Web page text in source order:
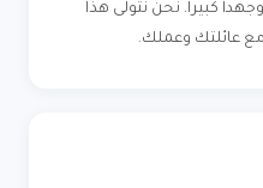
كبيراً. نحن نتولى هذا
عائلتك وعملك.